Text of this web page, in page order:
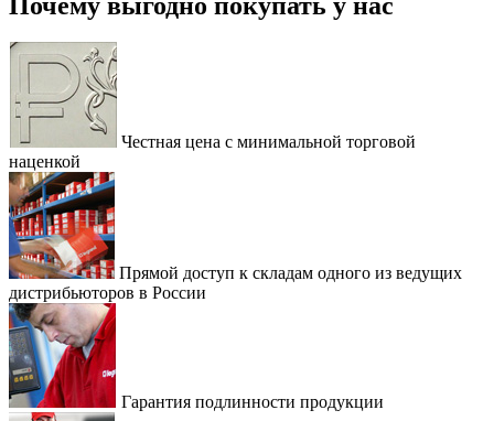
Честная цена с минимальной торговой
наценкой
Прямой доступ к складам одного из ведущих
дистрибьюторов в России
Гарантия подлинности продукции